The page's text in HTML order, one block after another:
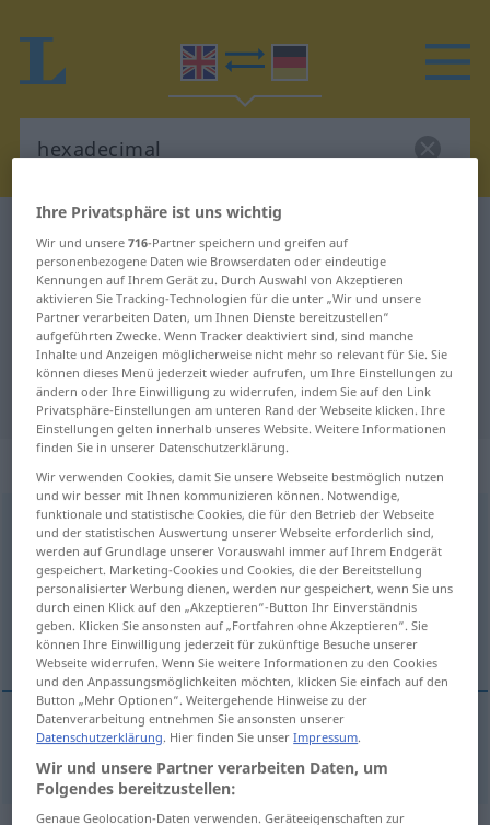
Englisch-Deutsch Übersetzung für
"hexadecimal"
"hexadecimal" Deutsch
Übersetzung
„hexadecimal“ : adjective
hexadecimal [heksəˈdesiml]adj
Übersicht aller Übersetzungen
(Für mehr Details die Übersetzung anklicken/antippen)
hexadezimal
hexadecimal
Ihre Privatsphäre ist uns wichtig
Wir und unsere716-Partner speichern und greifen auf
personenbezogene Daten wie Browserdaten oder eindeutige
Kennungen auf Ihrem Gerät zu. Durch Auswahl von Akzeptieren
aktivieren Sie Tracking-Technologien für die unter „Wir und unsere
Partner verarbeiten Daten, um Ihnen Dienste bereitzustellen“
aufgeführten Zwecke. Wenn Tracker deaktiviert sind, sind manche
Inhalte und Anzeigen möglicherweise nicht mehr so relevant für Sie. Sie
können dieses Menü jederzeit wieder aufrufen, um Ihre Einstellungen zu
ändern oder Ihre Einwilligung zu widerrufen, indem Sie auf den Link
Privatsphäre-Einstellungen am unteren Rand der Webseite klicken. Ihre
Einstellungen gelten innerhalb unseres Website. Weitere Informationen
finden Sie in unserer Datenschutzerklärung.
Wir verwenden Cookies, damit Sie unsere Webseite bestmöglich nutzen
und wir besser mit Ihnen kommunizieren können. Notwendige,
funktionale und statistische Cookies, die für den Betrieb der Webseite
und der statistischen Auswertung unserer Webseite erforderlich sind,
werden auf Grundlage unserer Vorauswahl immer auf Ihrem Endgerät
gespeichert. Marketing-Cookies und Cookies, die der Bereitstellung
personalisierter Werbung dienen, werden nur gespeichert, wenn Sie uns
durch einen Klick auf den „Akzeptieren“-Button Ihr Einverständnis
geben. Klicken Sie ansonsten auf „Fortfahren ohne Akzeptieren“. Sie
können Ihre Einwilligung jederzeit für zukünftige Besuche unserer
Webseite widerrufen. Wenn Sie weitere Informationen zu den Cookies
und den Anpassungsmöglichkeiten möchten, klicken Sie einfach auf den
Button „Mehr Optionen“. Weitergehende Hinweise zu der
Datenverarbeitung entnehmen Sie ansonsten unserer
Datenschutzerklärung. Hier finden Sie unserImpressum.
Wir und unsere Partner verarbeiten Daten, um
Folgendes bereitzustellen:
Genaue Geolocation-Daten verwenden. Geräteeigenschaften zur